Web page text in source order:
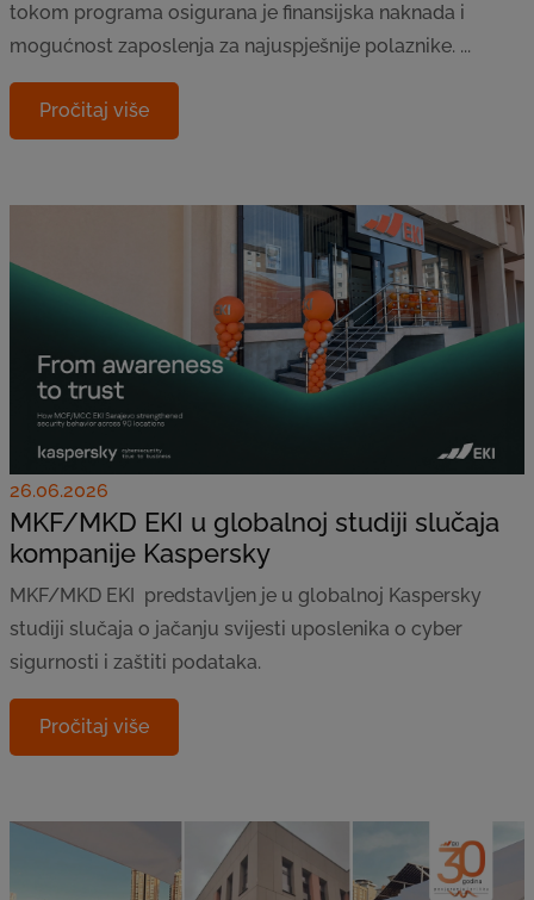
tokom programa osigurana je finansijska naknada i
mogućnost zaposlenja za najuspješnije polaznike. ...
Pročitaj više
26.06.2026
MKF/MKD EKI u globalnoj studiji slučaja
kompanije Kaspersky
MKF/MKD EKI predstavljen je u globalnoj Kaspersky
studiji slučaja o jačanju svijesti uposlenika o cyber
sigurnosti i zaštiti podataka.
Pročitaj više